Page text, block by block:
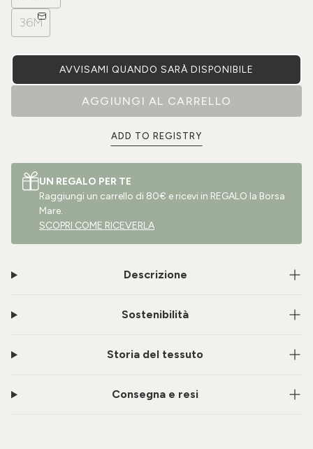
36M
AVVISAMI QUANDO SARÀ DISPONIBILE
AGGIUNGI AL CARRELLO
ADD TO REGISTRY
UN REGALO PER TE
Raggiungi un carrello di 80€ e ricevi in REGALO la Borsa
Mare.
SCOPRI COME RICEVERLA
Descrizione
Sostenibilità
Storia del tessuto
Consegna e resi